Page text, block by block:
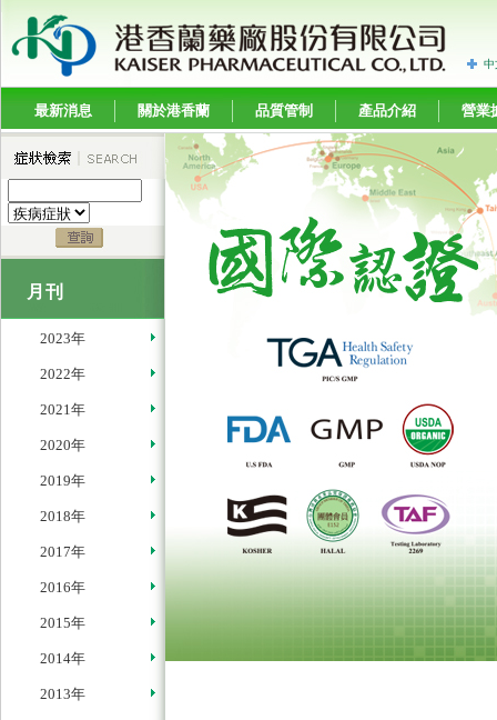
中
最新消息 關於港香蘭 品質管制 產品介紹 營業
月刊
2023年
2022年
2021年
2020年
2019年
2018年
2017年
2016年
2015年
2014年
2013年